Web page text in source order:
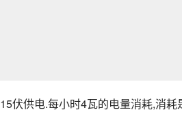
15伏供电.每小时4瓦的电量消耗,消耗